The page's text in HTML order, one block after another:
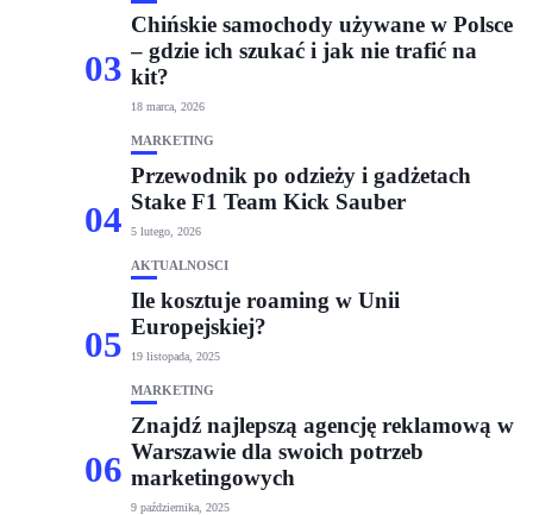
03
Chińskie samochody używane w Polsce
– gdzie ich szukać i jak nie trafić na
kit?
18 marca, 2026
04
MARKETING
Przewodnik po odzieży i gadżetach
Stake F1 Team Kick Sauber
5 lutego, 2026
05
AKTUALNOŚCI
Ile kosztuje roaming w Unii
Europejskiej?
19 listopada, 2025
06
MARKETING
Znajdź najlepszą agencję reklamową w
Warszawie dla swoich potrzeb
marketingowych
9 października, 2025